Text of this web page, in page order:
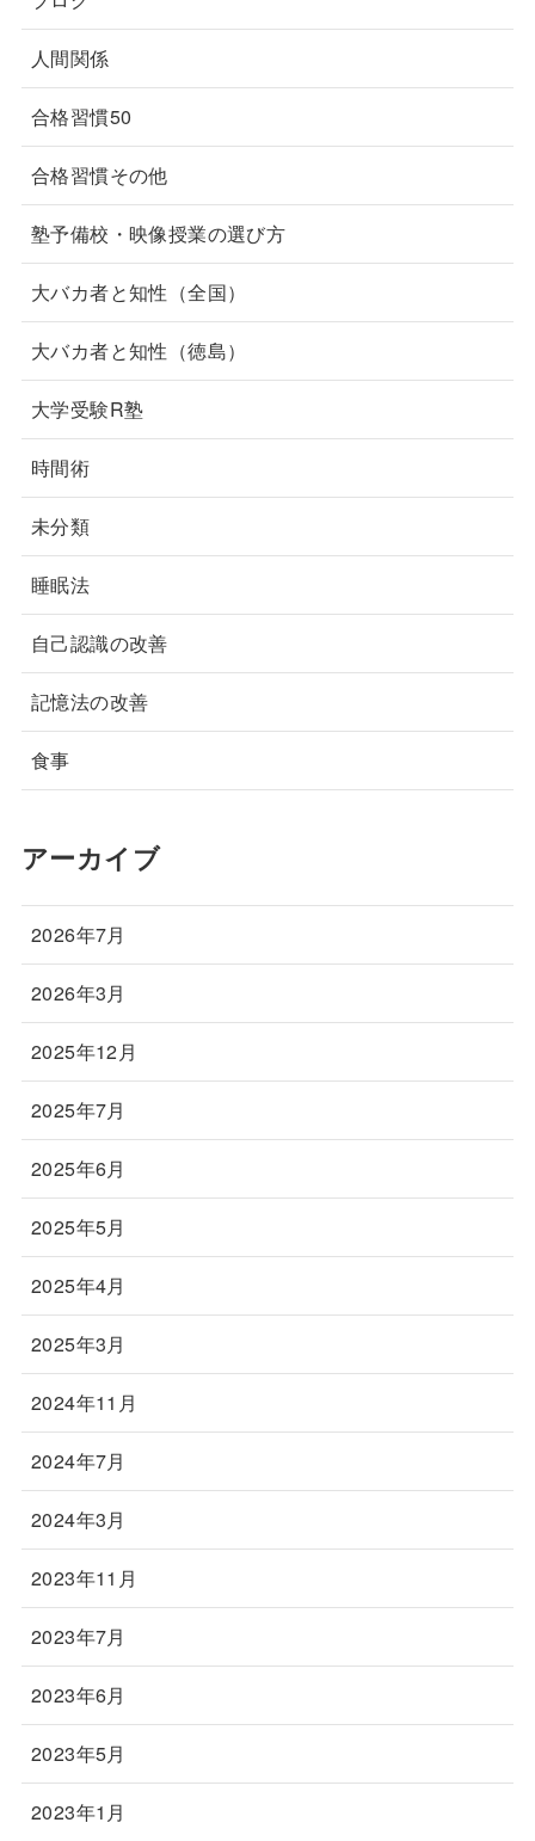
人間関係
合格習慣50
合格習慣その他
塾予備校・映像授業の選び方
大バカ者と知性（全国）
大バカ者と知性（徳島）
大学受験R塾
時間術
未分類
睡眠法
自己認識の改善
記憶法の改善
食事
アーカイブ
2026年7月
2026年3月
2025年12月
2025年7月
2025年6月
2025年5月
2025年4月
2025年3月
2024年11月
2024年7月
2024年3月
2023年11月
2023年7月
2023年6月
2023年5月
2023年1月